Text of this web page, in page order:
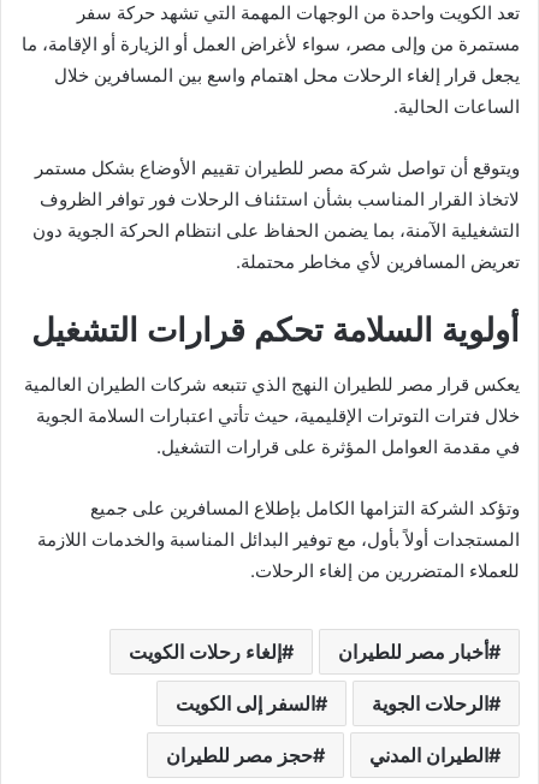
تعد الكويت واحدة من الوجهات المهمة التي تشهد حركة سفر
مستمرة من وإلى مصر، سواء لأغراض العمل أو الزيارة أو الإقامة، ما
يجعل قرار إلغاء الرحلات محل اهتمام واسع بين المسافرين خلال
الساعات الحالية.
ويتوقع أن تواصل شركة مصر للطيران تقييم الأوضاع بشكل مستمر
لاتخاذ القرار المناسب بشأن استئناف الرحلات فور توافر الظروف
التشغيلية الآمنة، بما يضمن الحفاظ على انتظام الحركة الجوية دون
تعريض المسافرين لأي مخاطر محتملة.
أولوية السلامة تحكم قرارات التشغيل
يعكس قرار مصر للطيران النهج الذي تتبعه شركات الطيران العالمية
خلال فترات التوترات الإقليمية، حيث تأتي اعتبارات السلامة الجوية
في مقدمة العوامل المؤثرة على قرارات التشغيل.
وتؤكد الشركة التزامها الكامل بإطلاع المسافرين على جميع
المستجدات أولاً بأول، مع توفير البدائل المناسبة والخدمات اللازمة
للعملاء المتضررين من إلغاء الرحلات.
أخبار مصر للطيران إلغاء رحلات الكويت
الرحلات الجوية السفر إلى الكويت
الطيران المدني حجز مصر للطيران